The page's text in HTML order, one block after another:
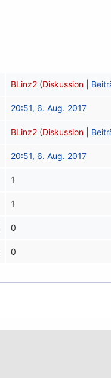
BLinz2 (Diskussion
20:51, 6. Aug. 2017
BLinz2 (Diskussion
20:51, 6. Aug. 2017
1
1
0
0